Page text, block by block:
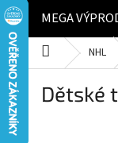
MEGA
Domů NHL
Dětské